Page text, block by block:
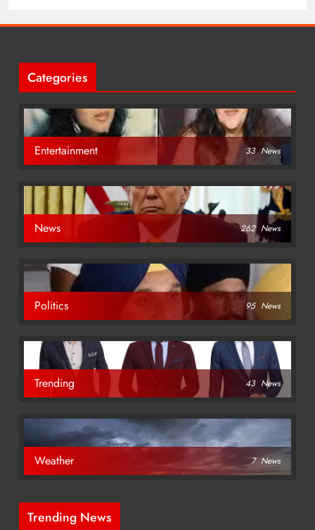
Categories
Entertainment 33 News
News 262 News
Politics 95 News
Trending 43 News
Weather 7 News
Trending News